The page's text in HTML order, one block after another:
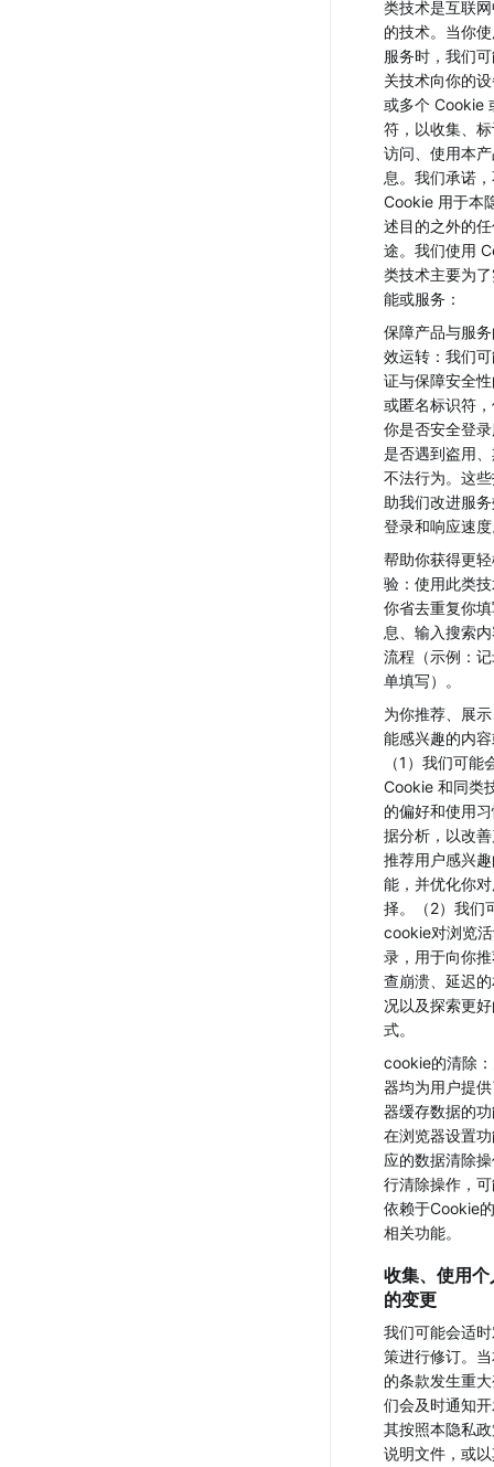
类技术是互联
的技术。当你
服务时，我们
关技术向你的
或多个 Cookie
符，以收集、
访问、使用本
息。我们承诺
Cookie 用于本
述目的之外的
途。我们使用
类技术主要为
能或服务：
保障产品与服
效运转：我们
证与保障安全
或匿名标识符
你是否安全登
是否遇到盗用
不法行为。这
助我们改进服
登录和响应速
帮助你获得更
验：使用此类
你省去重复你
息、输入搜索
流程（示例：
单填写）。
为你推荐、展
能感兴趣的内
（1）我们可能
Cookie 和同类
的偏好和使用
据分析，以改
推荐用户感兴
能，并优化你
择。（2）我们
cookie对浏览
录，用于向你
查崩溃、延迟
况以及探索更
式。
cookie的清除
器均为用户提
器缓存数据的
在浏览器设置
应的数据清除
行清除操作，
依赖于Cookie
相关功能。
收集、使用
的变更
我们可能会适
策进行修订。
的条款发生重
们会及时通知
其按照本隐私
说明文件，或